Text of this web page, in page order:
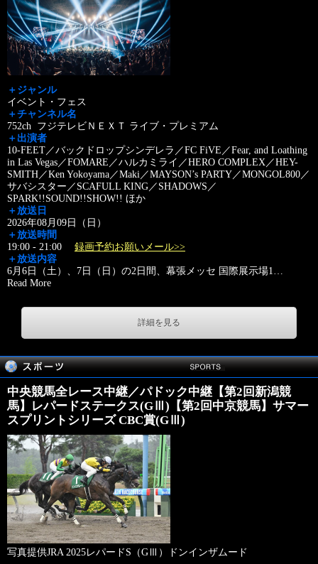
＋ジャンル
イベント・フェス
＋チャンネル名
752ch フジテレビＮＥＸＴ ライブ・プレミアム
＋出演者
10-FEET／バックドロップシンデレラ／FC FiVE／Fear, and Loathing
in Las Vegas／FOMARE／ハルカミライ／HERO COMPLEX／HEY-
SMITH／Ken Yokoyama／Maki／MAYSON’s PARTY／MONGOL800／
サバシスター／SCAFULL KING／SHADOWS／
SPARK!!SOUND!!SHOW!! ほか
＋放送日
2026年08月09日（日）
＋放送時間
19:00 - 21:00 録画予約お願いメール>>
＋放送内容
6月6日（土）、7日（日）の2日間、幕張メッセ 国際展示場1…
Read More
詳細を見る
中央競馬全レース中継／パドック中継【第2回新潟競
馬】レパードステークス(GⅢ)【第2回中京競馬】サマー
スプリントシリーズ CBC賞(GⅢ)
写真提供JRA 2025レパードS（GⅢ）ドンインザムード